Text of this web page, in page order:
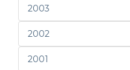
2003
2002
2001